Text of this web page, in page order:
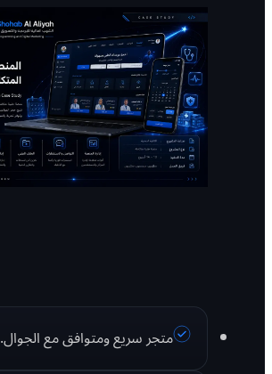
متجر سريع ومتوافق مع الجوال.